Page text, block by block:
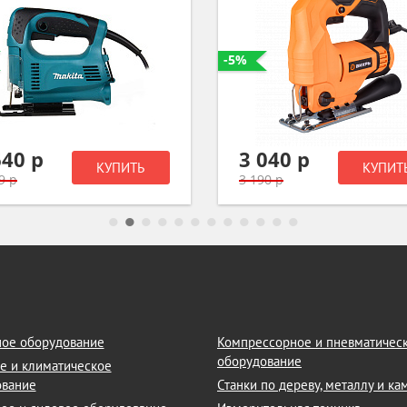
р
р
КУПИТЬ
-5%
3 040 р
3 190 р
оборудование
и климатическое
Компрессорное и
оборудование
Станки по дереву, металлу и